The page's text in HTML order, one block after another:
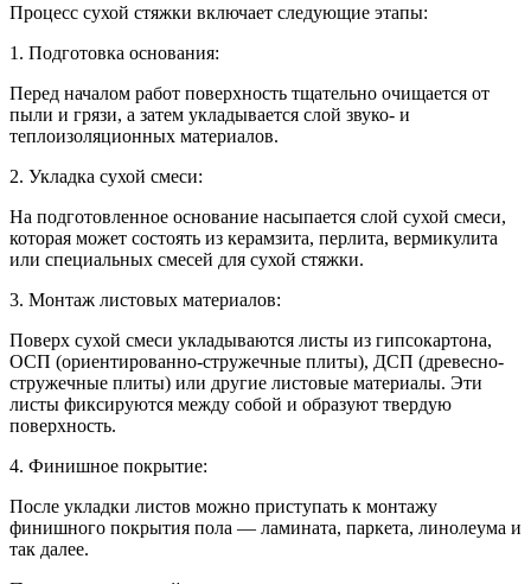
Процесс сухой стяжки включает следующие этапы:
1. Подготовка основания:
Перед началом работ поверхность тщательно очищается от
пыли и грязи, а затем укладывается слой звуко- и
теплоизоляционных материалов.
2. Укладка сухой смеси:
На подготовленное основание насыпается слой сухой смеси,
которая может состоять из керамзита, перлита, вермикулита
или специальных смесей для сухой стяжки.
3. Монтаж листовых материалов:
Поверх сухой смеси укладываются листы из гипсокартона,
ОСП (ориентированно-стружечные плиты), ДСП (древесно-
стружечные плиты) или другие листовые материалы. Эти
листы фиксируются между собой и образуют твердую
поверхность.
4. Финишное покрытие:
После укладки листов можно приступать к монтажу
финишного покрытия пола — ламината, паркета, линолеума и
так далее.